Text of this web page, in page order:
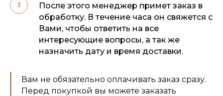
После этого менеджер примет заказ в
обработку. В течение часа он свяжется с
Вами, чтобы ответить на все
интересующие вопросы, а так же
назначить дату и время доставки.
Вам не обязательно оплачивать заказ сразу.
Перед покупкой вы можете заказать